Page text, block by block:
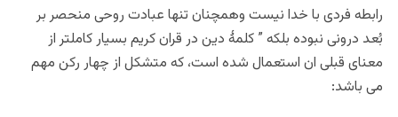
رابطه فردی با خدا نیست وهمچنان تنها عبادت روحی منحصر بر
بُعد درونی نبوده بلکه ” کلمۀ دین در قران کریم بسیار کاملتر از
معنای قبلی ان استعمال شده است، که متشکل از چهار رکن مهم
می باشد: